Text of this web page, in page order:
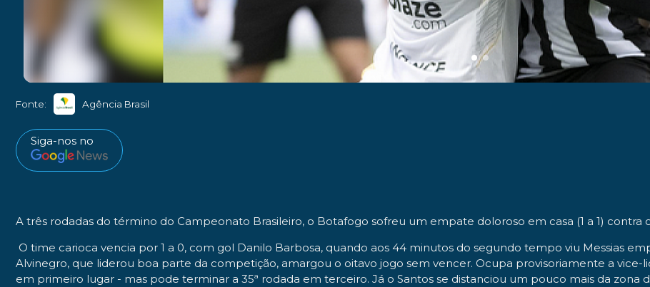
Fonte: Agência Brasil
Siga-nos no
A três rodadas do término do Campeonato Brasileiro, o Botafogo sofreu um empate doloroso em casa (1 a 1) contra
O time carioca vencia por 1 a 0, com gol Danilo Barbosa, quando aos 44 minutos do segundo tempo viu Messias
Alvinegro, que liderou boa parte da competição, amargou o oitavo jogo sem vencer. Ocupa provisoriamente a
em primeiro lugar - mas pode terminar a 35ª rodada em terceiro. Já o Santos se distanciou um pouco mais da zona